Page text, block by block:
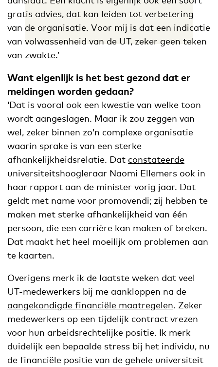
gratis advies, dat kan leiden tot verbetering
van de organisatie. Voor mij is dat een indicatie
van volwassenheid van de UT, zeker geen teken
van zwakte.’
Want eigenlijk is het best gezond dat er
meldingen worden gedaan?
‘Dat is vooral ook een kwestie van welke toon
wordt aangeslagen. Maar ik zou zeggen van
wel, zeker binnen zo’n complexe organisatie
waarin sprake is van een sterke
afhankelijkheidsrelatie. Dat constateerde
universiteitshoogleraar Naomi Ellemers ook in
haar rapport aan de minister vorig jaar. Dat
geldt met name voor promovendi; zij hebben te
maken met sterke afhankelijkheid van één
persoon, die een carrière kan maken of breken.
Dat maakt het heel moeilijk om problemen aan
te kaarten.
Overigens merk ik de laatste weken dat veel
UT-medewerkers bij me aankloppen na de
aangekondigde financiële maatregelen. Zeker
medewerkers op een tijdelijk contract vrezen
voor hun arbeidsrechtelijke positie. Ik merk
duidelijk een bepaalde stress bij het individu, nu
de financiële positie van de gehele universiteit